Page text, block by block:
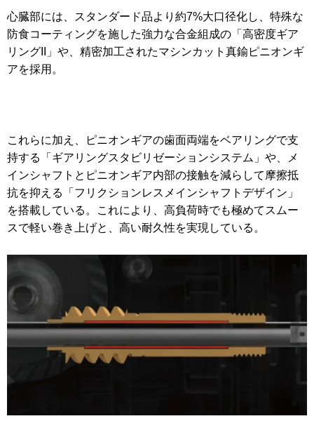
心臓部には、スタンダード品より約7%大口径化し、特殊な
防食コーティングを施した強力な合金組成の「高密度ギア
リングII」や、精密加工されたマシンカット真鍮ピニオンギ
アを採用。
これらに加え、ピニオンギアの歯面両端をベアリングで支
持する「ギアリングスタビリゼーションシステム」や、メ
インシャフトとピニオンギア内部の接触を減らして摩擦抵
抗を抑える「フリクションレスメインシャフトデザイン」
を搭載している。これにより、高負荷時でも極めてスムー
スで軽い巻き上げと、高い耐久性を実現している。